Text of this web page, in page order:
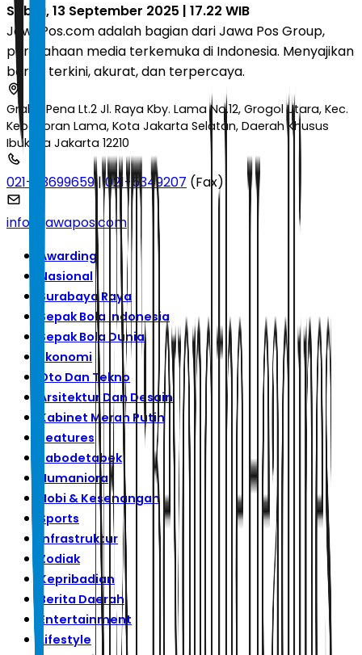
Sabtu, 13 September 2025 | 17.22 WIB
JawaPos.com adalah bagian dari Jawa Pos Group,
perusahaan media terkemuka di Indonesia. Menyajikan
berita terkini, akurat, dan terpercaya.
Graha Pena Lt.2 Jl. Raya Kby. Lama No.12, Grogol Utara, Kec.
Kebayoran Lama, Kota Jakarta Selatan, Daerah Khusus
Ibukota Jakarta 12210
021-53699659|021-5349207 (Fax)
info@jawapos.com
Awarding
Nasional
Surabaya Raya
Sepak Bola Indonesia
Sepak Bola Dunia
Ekonomi
Oto Dan Tekno
Arsitektur Dan Desain
Kabinet Merah Putih
Features
Jabodetabek
Humaniora
Hobi & Kesenangan
Sports
Infrastruktur
Zodiak
Kepribadian
Berita Daerah
Entertainment
Lifestyle